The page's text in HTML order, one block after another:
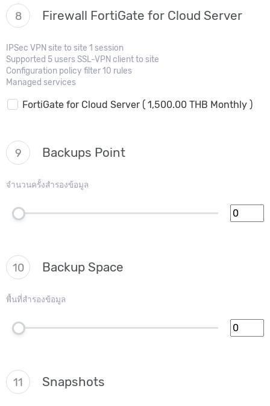
8 Firewall FortiGate for Cloud Server
IPSec VPN site to site 1 session
Supported 5 users SSL-VPN client to site
Configuration policy filter 10 rules
Managed services
FortiGate for Cloud Server ( 1,500.00 THB Monthly )
9 Backups Point
จำนวนครั้งสำรองข้อมูล
10 Backup Space
พื้นที่สำรองข้อมูล
11 Snapshots